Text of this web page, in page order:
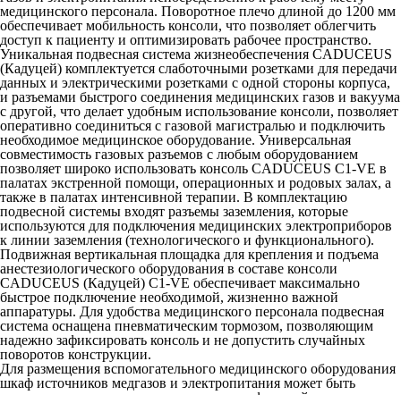
медицинского персонала. Поворотное плечо длиной до 1200 мм
обеспечивает мобильность консоли, что позволяет облегчить
доступ к пациенту и оптимизировать рабочее пространство.
Уникальная подвесная система жизнеобеспечения CADUCEUS
(Кадуцей) комплектуется слаботочными розетками для передачи
данных и электрическими розетками с одной стороны корпуса,
и разъемами быстрого соединения медицинских газов и вакуума
с другой, что делает удобным использование консоли, позволяет
оперативно соединиться с газовой магистралью и подключить
необходимое медицинское оборудование. Универсальная
совместимость газовых разъемов с любым оборудованием
позволяет широко использовать консоль CADUCEUS C1-VE в
палатах экстренной помощи, операционных и родовых залах, а
также в палатах интенсивной терапии. В комплектацию
подвесной системы входят разъемы заземления, которые
используются для подключения медицинских электроприборов
к линии заземления (технологического и функционального).
Подвижная вертикальная площадка для крепления и подъема
анестезиологического оборудования в составе консоли
CADUCEUS (Кадуцей) C1-VE обеспечивает максимально
быстрое подключение необходимой, жизненно важной
аппаратуры. Для удобства медицинского персонала подвесная
система оснащена пневматическим тормозом, позволяющим
надежно зафиксировать консоль и не допустить случайных
поворотов конструкции.
Для размещения вспомогательного медицинского оборудования
шкаф источников медгазов и электропитания может быть